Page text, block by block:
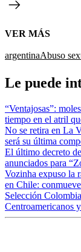
VER MÁS
argentinaAbuso
Le puede
“Ventajosas”:
tiempo en el atril
No se retira en La
será su última
El último decreto
anunciados para
Vozinha expuso la
en Chile:
Selección
Centroamericanos